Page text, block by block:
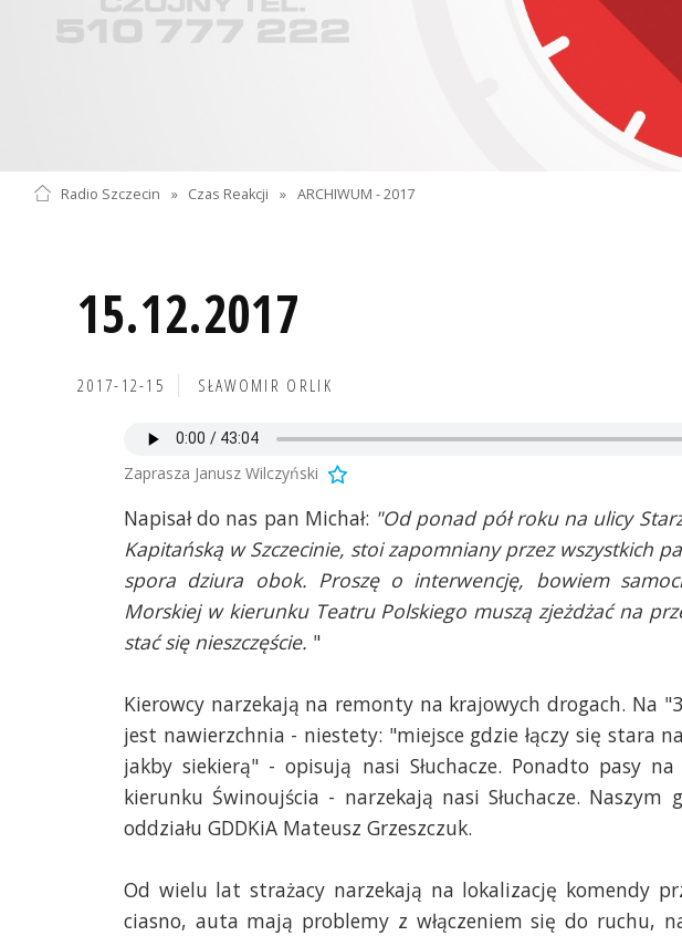
Radio Szczecin » Czas Reakcji » ARCHIWUM - 2017
15.12.2017
2017-12-15 SŁAWOMIR ORLIK
Zaprasza Janusz Wilczyński
Napisał do nas pan Michał: "Od ponad pół roku na ulicy
Kapitańską w Szczecinie, stoi zapomniany przez wszystkich
spora dziura obok. Proszę o interwencję, bowiem
Morskiej w kierunku Teatru Polskiego muszą zjeżdżać na
stać się nieszczęście. "
Kierowcy narzekają na remonty na krajowych drogach. Na
jest nawierzchnia - niestety: "miejsce gdzie łączy się stara
jakby siekierą" - opisują nasi Słuchacze. Ponadto pasy
kierunku Świnoujścia - narzekają nasi Słuchacze. Naszym
oddziału GDDKiA Mateusz Grzeszczuk.
Od wielu lat strażacy narzekają na lokalizację komendy
ciasno, auta mają problemy z włączeniem się do ruchu,